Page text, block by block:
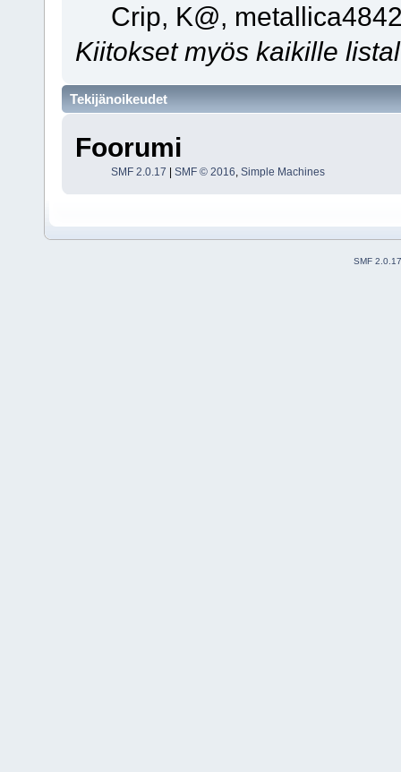
Crip, K@,
Kiitokset myös kaikille
Tekijänoikeudet
Foorumi
SMF 2.0.17 | SMF © 2016 Simple Machines
SMF 2.0.17